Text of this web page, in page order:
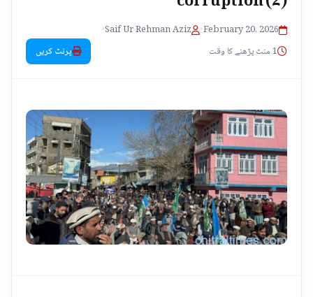
February 20, 2026
•
Saif Ur Rehman Aziz
•
1 منٹ پڑھنے کا وقت
پرنٹ کریں